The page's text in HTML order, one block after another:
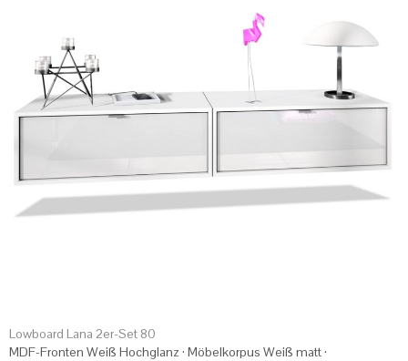
Lowboard Lana 2er-Set 80
MDF-Fronten Weiß Hochglanz · Möbelkorpus Weiß matt ·